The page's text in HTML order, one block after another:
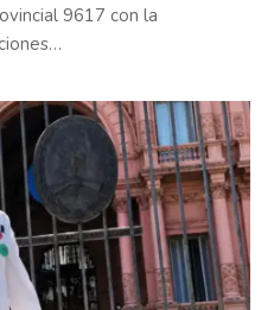
9617 con la